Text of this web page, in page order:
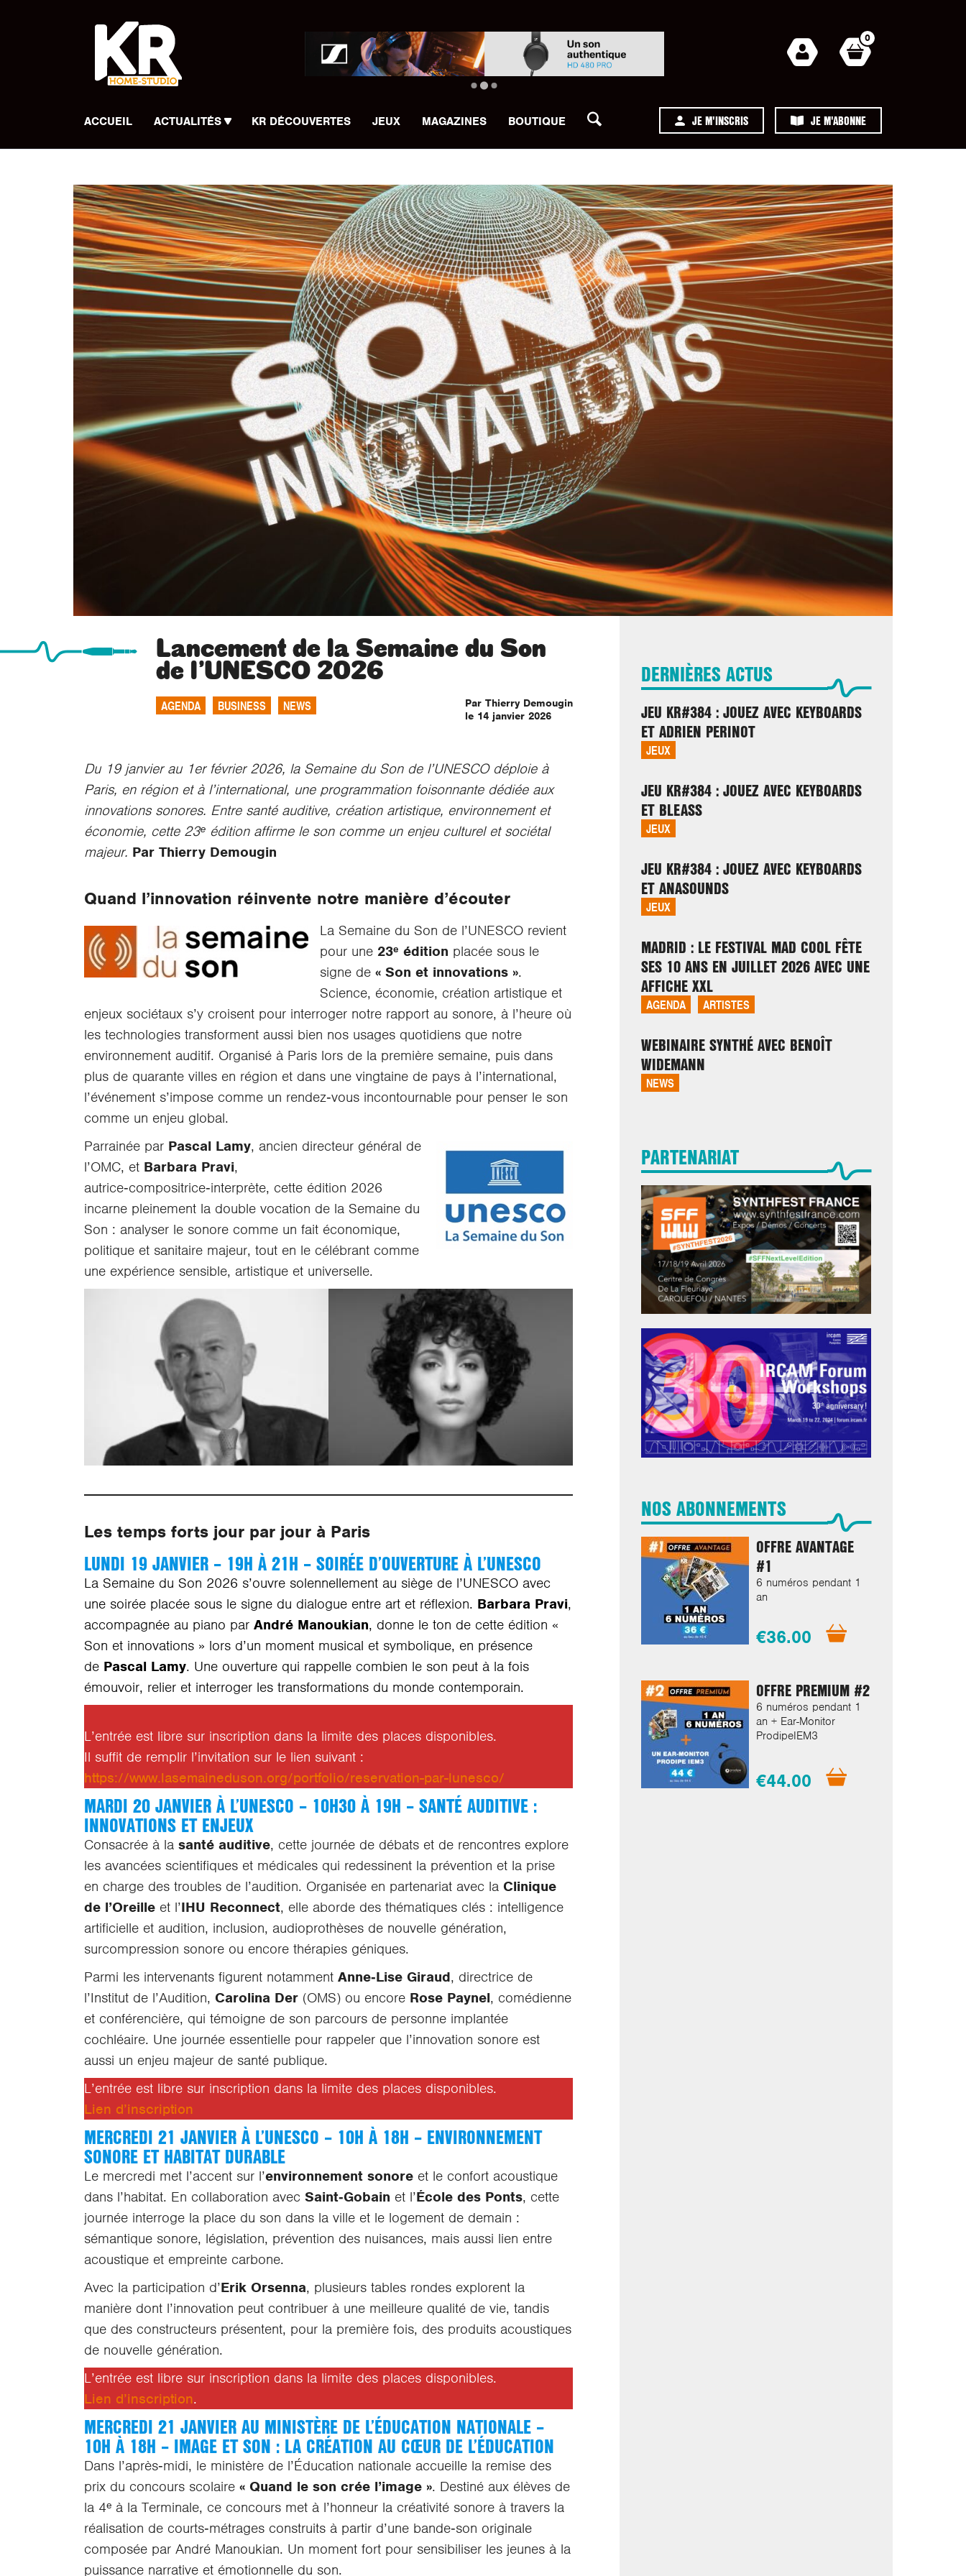
0
ACCUEIL ACTUALITÉS KR DÉCOUVERTES JEUX MAGAZINES BOUTIQUE JE M'INSCRIS JE M'ABONNE
Lancement de la Semaine du Son
de l’UNESCO 2026
AGENDA BUSINESS NEWS
Par Thierry Demougin
le 14 janvier 2026
Du 19 janvier au 1er février 2026, la Semaine du Son de l’UNESCO déploie à
Paris, en région et à l’international, une programmation foisonnante dédiée aux
innovations sonores. Entre santé auditive, création artistique, environnement et
économie, cette 23ᵉ édition affirme le son comme un enjeu culturel et sociétal
majeur. Par Thierry Demougin
Quand l’innovation réinvente notre manière d’écouter
La Semaine du Son de l’UNESCO revient
pour une 23ᵉ édition placée sous le
signe de « Son et innovations ».
Science, économie, création artistique et
enjeux sociétaux s’y croisent pour interroger notre rapport au sonore, à l’heure où
les technologies transforment aussi bien nos usages quotidiens que notre
environnement auditif. Organisé à Paris lors de la première semaine, puis dans
plus de quarante villes en région et dans une vingtaine de pays à l’international,
l’événement s’impose comme un rendez‑vous incontournable pour penser le son
comme un enjeu global.
Parrainée par Pascal Lamy, ancien directeur général de
l’OMC, et Barbara Pravi,
autrice‑compositrice‑interprète, cette édition 2026
incarne pleinement la double vocation de la Semaine du
Son : analyser le sonore comme un fait économique,
politique et sanitaire majeur, tout en le célébrant comme
une expérience sensible, artistique et universelle.
Les temps forts jour par jour à Paris
LUNDI 19 JANVIER – 19H À 21H – SOIRÉE D’OUVERTURE À L’UNESCO
La Semaine du Son 2026 s’ouvre solennellement au siège de l’UNESCO avec
une soirée placée sous le signe du dialogue entre art et réflexion. Barbara Pravi,
accompagnée au piano par André Manoukian, donne le ton de cette édition «
Son et innovations » lors d’un moment musical et symbolique, en présence
de Pascal Lamy. Une ouverture qui rappelle combien le son peut à la fois
émouvoir, relier et interroger les transformations du monde contemporain.
L’entrée est libre sur inscription dans la limite des places disponibles.
Il suffit de remplir l’invitation sur le lien suivant :
https://www.lasemaineduson.org/portfolio/reservation-par-lunesco/
MARDI 20 JANVIER À L’UNESCO – 10H30 À 19H – SANTÉ AUDITIVE :
INNOVATIONS ET ENJEUX
Consacrée à la santé auditive, cette journée de débats et de rencontres explore
les avancées scientifiques et médicales qui redessinent la prévention et la prise
en charge des troubles de l’audition. Organisée en partenariat avec la Clinique
de l’Oreille et l’IHU Reconnect, elle aborde des thématiques clés : intelligence
artificielle et audition, inclusion, audioprothèses de nouvelle génération,
surcompression sonore ou encore thérapies géniques.
Parmi les intervenants figurent notamment Anne‑Lise Giraud, directrice de
l’Institut de l’Audition, Carolina Der (OMS) ou encore Rose Paynel, comédienne
et conférencière, qui témoigne de son parcours de personne implantée
cochléaire. Une journée essentielle pour rappeler que l’innovation sonore est
aussi un enjeu majeur de santé publique.
L’entrée est libre sur inscription dans la limite des places disponibles.
Lien d’inscription
MERCREDI 21 JANVIER À L’UNESCO – 10H À 18H – ENVIRONNEMENT
SONORE ET HABITAT DURABLE
Le mercredi met l’accent sur l’environnement sonore et le confort acoustique
dans l’habitat. En collaboration avec Saint‑Gobain et l’École des Ponts, cette
journée interroge la place du son dans la ville et le logement de demain :
sémantique sonore, législation, prévention des nuisances, mais aussi lien entre
acoustique et empreinte carbone.
Avec la participation d’Erik Orsenna, plusieurs tables rondes explorent la
manière dont l’innovation peut contribuer à une meilleure qualité de vie, tandis
que des constructeurs présentent, pour la première fois, des produits acoustiques
de nouvelle génération.
L’entrée est libre sur inscription dans la limite des places disponibles.
Lien d’inscription.
MERCREDI 21 JANVIER AU MINISTÈRE DE L’ÉDUCATION NATIONALE –
10H À 18H – IMAGE ET SON : LA CRÉATION AU CŒUR DE L’ÉDUCATION
Dans l’après‑midi, le ministère de l’Éducation nationale accueille la remise des
prix du concours scolaire « Quand le son crée l’image ». Destiné aux élèves de
la 4ᵉ à la Terminale, ce concours met à l’honneur la créativité sonore à travers la
réalisation de courts‑métrages construits à partir d’une bande‑son originale
composée par André Manoukian. Un moment fort pour sensibiliser les jeunes à la
puissance narrative et émotionnelle du son.
DERNIÈRES ACTUS
JEU KR#384 : JOUEZ AVEC KEYBOARDS
ET ADRIEN PERINOT
JEUX
JEU KR#384 : JOUEZ AVEC KEYBOARDS
ET BLEASS
JEUX
JEU KR#384 : JOUEZ AVEC KEYBOARDS
ET ANASOUNDS
JEUX
MADRID : LE FESTIVAL MAD COOL FÊTE
SES 10 ANS EN JUILLET 2026 AVEC UNE
AFFICHE XXL
AGENDA ARTISTES
WEBINAIRE SYNTHÉ AVEC BENOÎT
WIDEMANN
NEWS
PARTENARIAT
NOS ABONNEMENTS
OFFRE AVANTAGE
#1
6 numéros pendant 1
an
€36.00
OFFRE PREMIUM #2
6 numéros pendant 1
an + Ear-Monitor
ProdipeIEM3
€44.00